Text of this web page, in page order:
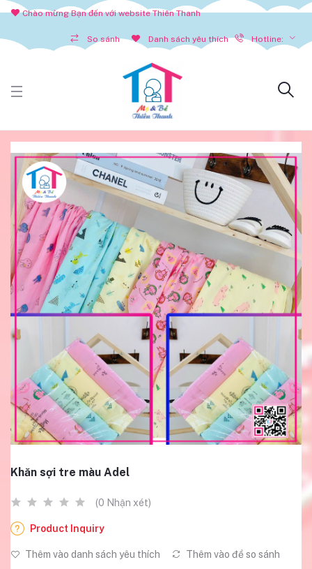
Chào mừng Bạn đến với website Thiên Thanh
So sánh Danh sách yêu thích Hotline:
TẤT CẢ SẢN PHẨM
Khăn sợi tre màu Adel
(0 Nhận xét)
Product Inquiry
Thêm vào danh sách yêu thích Thêm vào để so sánh